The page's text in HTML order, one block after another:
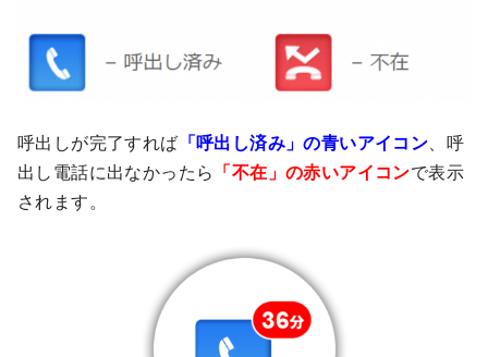
呼出しが完了すれば 「呼出し済み」の青いアイコン 、呼
出し電話に出なかったら 「不在」の赤いアイコンで表示
されます。